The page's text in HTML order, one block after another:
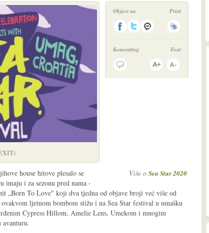
Objavi na Print
Komentiraj Font
Više o Sea Star 2020
house hitove plesalo se
imaju i za sezonu pred nama -
„Born To Love" koji dva tjedna od objave broji već više od
ljetnom bombom stižu i na Sea Star festival u umašku
Cypress Hillom, Amelie Lens, Umekom i mnogim
prethodno
nema